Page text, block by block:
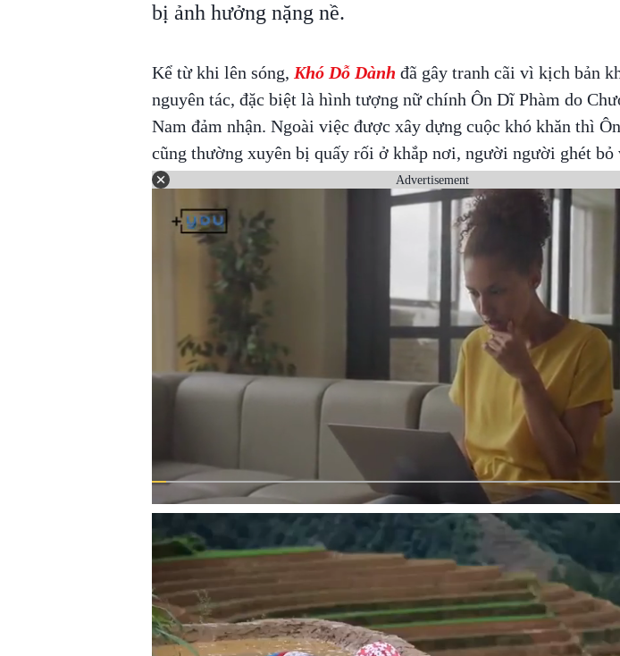
bị ảnh hưởng nặng nề.
Kể từ khi lên sóng, Khó Dỗ Dành đã gây tranh cãi vì kịch bản
nguyên tác, đặc biệt là hình tượng nữ chính Ôn Dĩ Phàm do
Nam đảm nhận. Ngoài việc được xây dựng cuộc khó khăn thì
cũng thường xuyên bị quấy rối ở khắp nơi, người người ghét bỏ
Advertisement